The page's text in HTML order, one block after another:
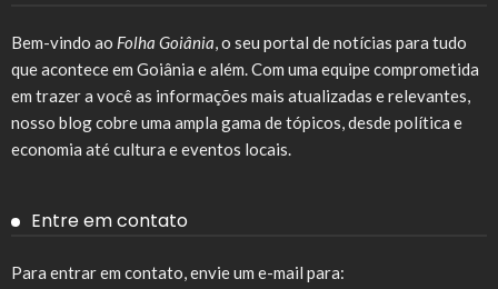
Bem-vindo ao Folha Goiânia, o seu portal de notícias para tudo
que acontece em Goiânia e além. Com uma equipe comprometida
em trazer a você as informações mais atualizadas e relevantes,
nosso blog cobre uma ampla gama de tópicos, desde política e
economia até cultura e eventos locais.
Entre em contato
Para entrar em contato, envie um e-mail para: